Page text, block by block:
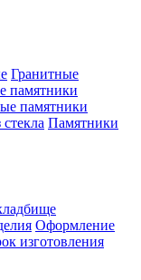
Гранитные
памятники
памятники
Памятники
Оформление
изготовления